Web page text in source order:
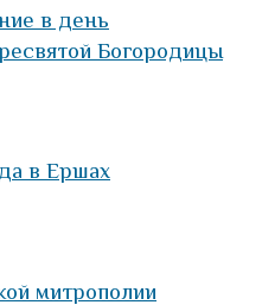
в день
Богородицы
в Ершах
митрополии